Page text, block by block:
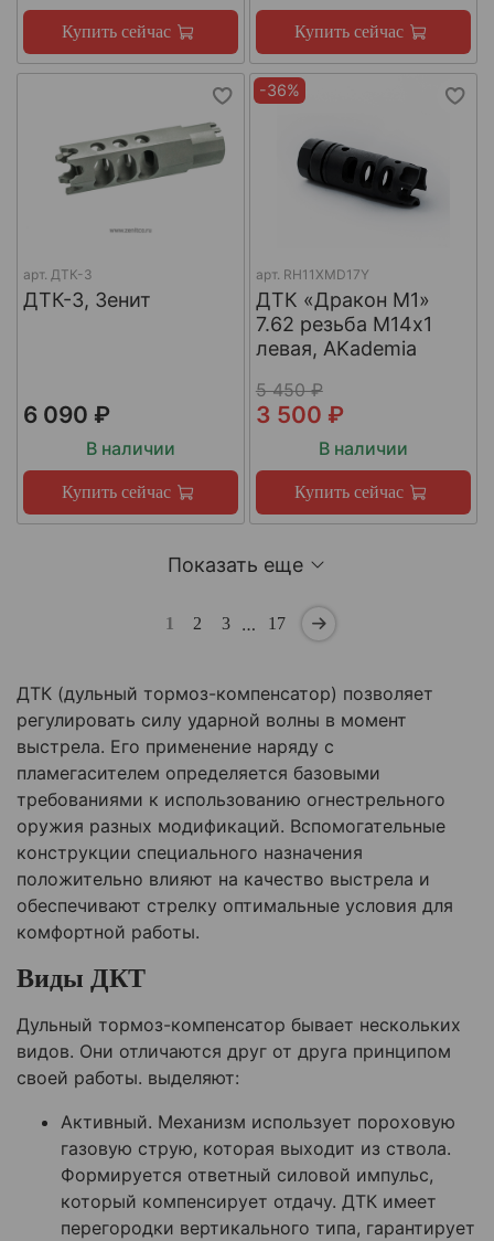
Купить сейчас Купить сейчас
арт. ДТК-3
ДТК-3, Зенит
6 090 ₽
В наличии
Купить сейчас
-36%
арт. RH11XMD17Y
ДТК «Дракон М1»
7.62 резьба М14х1
левая, AKademia
5 450 ₽
3 500 ₽
В наличии
Купить сейчас
Показать еще
1 2 3 … 17
ДТК (дульный тормоз-компенсатор) позволяет
регулировать силу ударной волны в момент
выстрела. Его применение наряду с
пламегасителем определяется базовыми
требованиями к использованию огнестрельного
оружия разных модификаций. Вспомогательные
конструкции специального назначения
положительно влияют на качество выстрела и
обеспечивают стрелку оптимальные условия для
комфортной работы.
Виды ДКТ
Дульный тормоз-компенсатор бывает нескольких
видов. Они отличаются друг от друга принципом
своей работы. выделяют:
Активный. Механизм использует пороховую
газовую струю, которая выходит из ствола.
Формируется ответный силовой импульс,
который компенсирует отдачу. ДТК имеет
перегородки вертикального типа, гарантирует